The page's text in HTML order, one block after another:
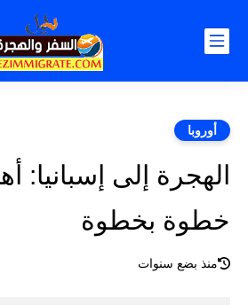
أوروبا
الهجرة إلى إسبانيا:
خطوة بخطوة
منذ بضع سنوات